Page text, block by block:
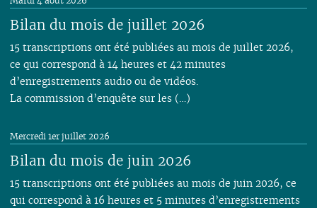
Bilan du mois de juillet 2026
15 transcriptions ont été publiées au mois de juillet 2026,
ce qui correspond à 14 heures et 42 minutes
d’enregistrements audio ou de vidéos.
La commission d’enquête sur les (…)
Bilan du mois de juin 2026
Mercredi 1er juillet 2026
15 transcriptions ont été publiées au mois de juin 2026, ce
qui correspond à 16 heures et 5 minutes d’enregistrements